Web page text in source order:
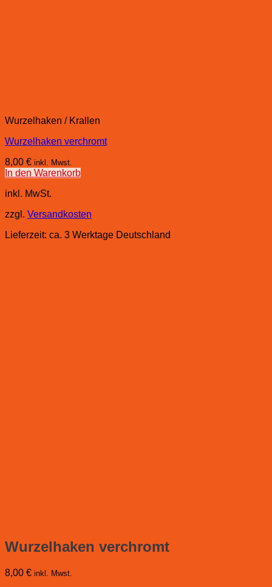
Wurzelhaken / Krallen
Wurzelhaken verchromt
8,00 € inkl. Mwst.
In den Warenkorb
inkl. MwSt.
zzgl. Versandkosten
Lieferzeit: ca. 3 Werktage Deutschland
Wurzelhaken verchromt
8,00 € inkl. Mwst.